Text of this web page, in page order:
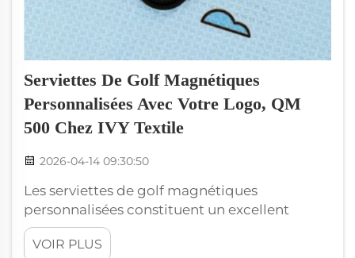
Serviettes De Golf Magnétiques
Personnalisées Avec Votre Logo, QM
500 Chez IVY Textile
2026-04-14 09:30:50
Les serviettes de golf magnétiques
personnalisées constituent un excellent
moyen de mettre en valeur votre marque et
d’aider les golfeurs à rester propres et au sec
VOIR PLUS